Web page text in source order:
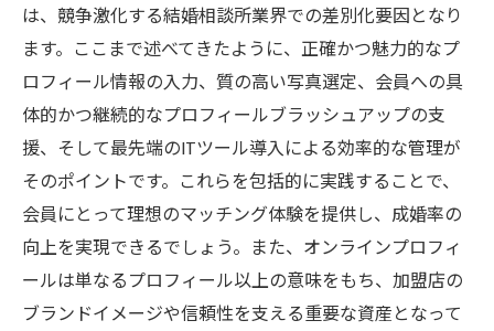
は、競争激化する結婚相談所業界での差別化要因となり
ます。ここまで述べてきたように、正確かつ魅力的なプ
ロフィール情報の入力、質の高い写真選定、会員への具
体的かつ継続的なプロフィールブラッシュアップの支
援、そして最先端のITツール導入による効率的な管理が
そのポイントです。これらを包括的に実践することで、
会員にとって理想のマッチング体験を提供し、成婚率の
向上を実現できるでしょう。また、オンラインプロフィ
ールは単なるプロフィール以上の意味をもち、加盟店の
ブランドイメージや信頼性を支える重要な資産となって